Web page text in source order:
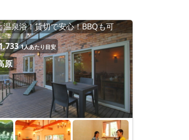
温泉浴！貸切で安心！BBQも可
1人あたり目安
原